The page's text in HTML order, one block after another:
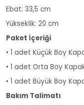
Ebat: 33,5 cm
Yükseklik: 20 cm
Paket İçeriği
• 1 adet Küçük Boy
• 1 adet Orta Boy
• 1 adet Büyük Boy
Bakım Talimatı